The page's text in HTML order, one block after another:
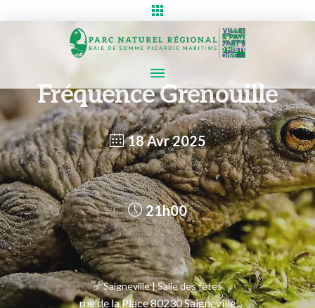
Fréquence Grenouille
18 Avr 2025
21h00
Saigneville | Salle des fêtes
rue de la Place 80230 Saigneville